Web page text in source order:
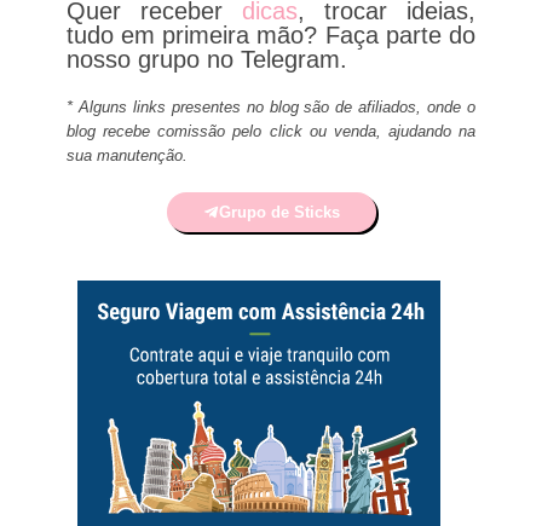
Quer receber dicas, trocar ideias,
tudo em primeira mão? Faça parte do
nosso grupo no Telegram.
* Alguns links presentes no blog são de afiliados, onde o
blog recebe comissão pelo click ou venda, ajudando na
sua manutenção.
Grupo de Sticks